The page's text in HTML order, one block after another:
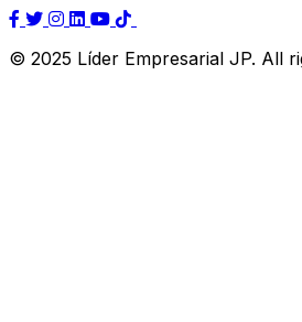
© 2025 Líder Empresarial JP. All